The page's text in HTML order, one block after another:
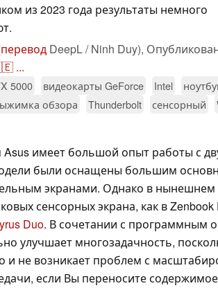
из 2023 года результаты немного
перевод DeepL / Ninh Duy),
...
5000 видеокарты GeForce Intel
обзора Thunderbolt сенсорный
имеет большой опыт работы с
были оснащены большим
экранами. Однако в нынешнем
сенсорных экрана, как в
Duo. В сочетании с программным
улучшает многозадачность,
и не возникает проблем с
если Вы переносите